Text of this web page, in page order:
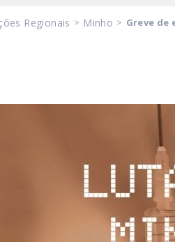
Regionais > Minho > Greve de